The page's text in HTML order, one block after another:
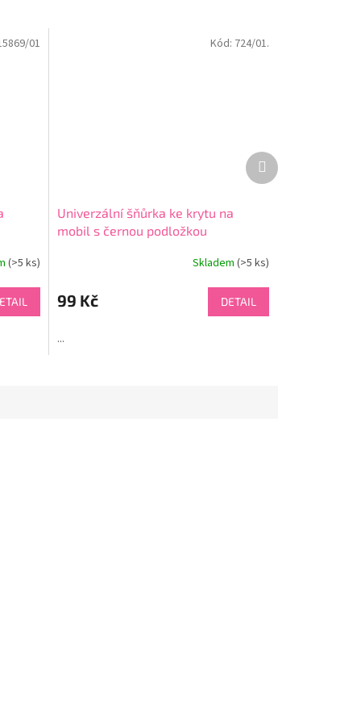
(>5 ks)
01
Univerzální šňůrka ke krytu na
mobil s černou podložkou
Skladem (>5 ks)
99 Kč DETAIL
...
Kód: 724/01.
Další
produkt